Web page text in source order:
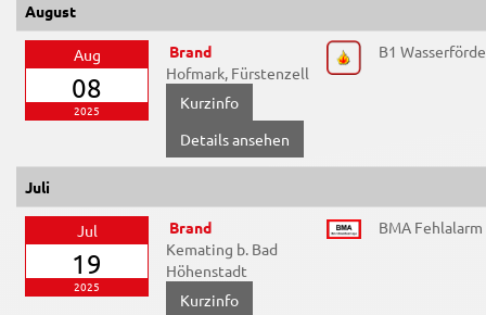
August
Aug
08
2025
Brand
Hofmark, Fürstenzell
Details ansehen
B1
Juli
Jul
19
2025
Brand
Kemating b. Bad
Höhenstadt
BMA Fehlalarm